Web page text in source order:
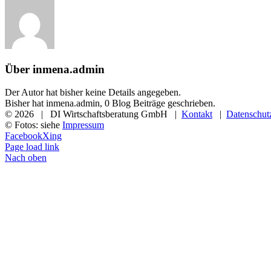
Über inmena.admin
Der Autor hat bisher keine Details angegeben.
Bisher hat inmena.admin, 0 Blog Beiträge geschrieben.
© 2026 | DI Wirtschaftsberatung GmbH | Kontakt |
© Fotos: siehe Impressum
FacebookXing
Page load link
Nach oben